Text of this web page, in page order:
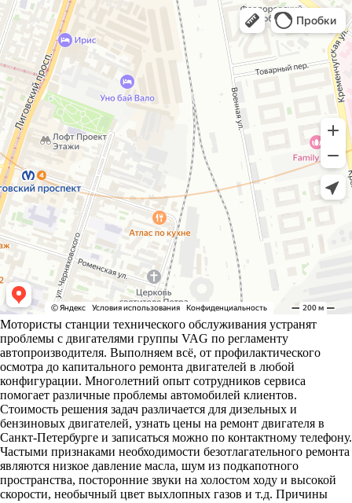
Мотористы станции технического обслуживания устранят
проблемы с двигателями группы VAG по регламенту
автопроизводителя. Выполняем всё, от профилактического
осмотра до капитального ремонта двигателей в любой
конфигурации. Многолетний опыт сотрудников сервиса
помогает различные проблемы автомобилей клиентов.
Стоимость решения задач различается для дизельных и
бензиновых двигателей, узнать цены на ремонт двигателя в
Санкт-Петербурге и записаться можно по контактному телефону.
Частыми признаками необходимости безотлагательного ремонта
являются низкое давление масла, шум из подкапотного
пространства, посторонние звуки на холостом ходу и высокой
скорости, необычный цвет выхлопных газов и т.д. Причины